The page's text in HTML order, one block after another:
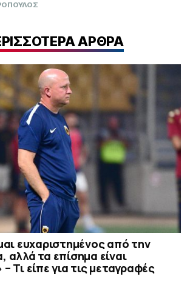
ΑΡΘΡΑ
ευχαριστημένος από την
αλλά τα επίσημα είναι
Τι είπε για τις μεταγραφές